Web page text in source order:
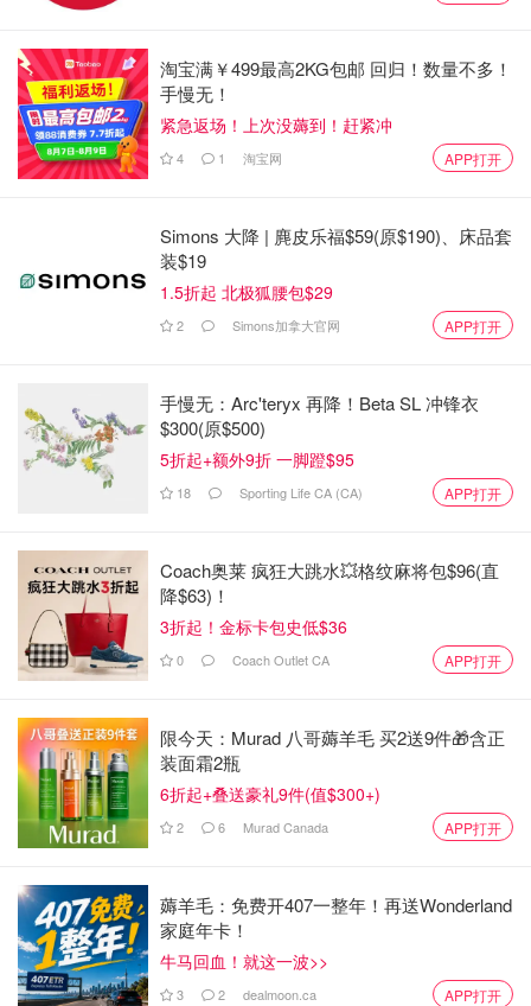
富士 Instax Mini 12 是尝试即时摄影最简单、最经济实惠的
不同光线调整镜头的旧款相机更胜一筹。Instax Mini 胶卷可
在网上和实体店购买，非常方便，同时还有彩色和黑白两种
选择，为艺术创作提供了无限可能。
如果你只想拥有一台即拍即有的相机，Instax Mini 12 就是
你的不二之选。青少年和大学年龄段的孩子们应该会喜欢
它，因为它可以捕捉美好的回忆，而且不会留下数码痕迹。
对于那些想用它来装满实体相册或装饰冰箱的家庭摄影师来
产品优缺点：
优点：
改进的一键式操作
支持自拍镜和近距离对焦
可使用黑白或彩色 Instax Mini 胶卷
AA 电池供电
经济实惠
缺点：
省略三脚架插口
无双重曝光或其他艺术功能
淘宝满￥499最高2KG包邮 回归！数量不多！
手慢无！
紧急返场！上次没薅到！赶紧冲
4 1 淘宝网 APP打开
Simons 大降 | 麂皮乐福$59(原$190)、床品套
装$19
1.5折起 北极狐腰包$29
2 Simons加拿大官网 APP打开
手慢无：Arc'teryx 再降！Beta SL 冲锋衣
$300(原$500)
5折起+额外9折 一脚蹬$95
18 Sporting Life CA (CA) APP打开
Coach奥莱 疯狂大跳水💥格纹麻将包$96(直
降$63)！
3折起！金标卡包史低$36
0 Coach Outlet CA APP打开
限今天：Murad 八哥薅羊毛 买2送9件🎁含正
装面霜2瓶
6折起+叠送豪礼9件(值$300+)
2 6 Murad Canada APP打开
薅羊毛：免费开407一整年！再送Wonderland
家庭年卡！
牛马回血！就这一波>>
3 2 dealmoon.ca APP打开